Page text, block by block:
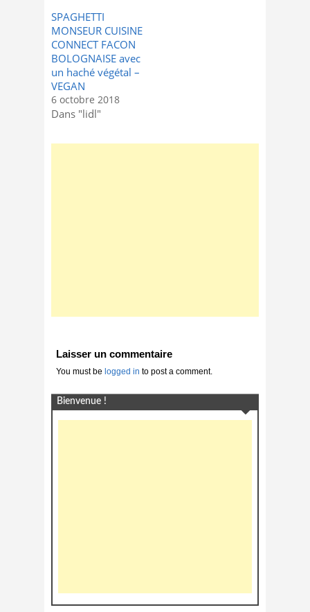
SPAGHETTI
MONSEUR CUISINE
CONNECT FACON
BOLOGNAISE avec
un haché végétal –
VEGAN
6 octobre 2018
Dans "lidl"
Laisser un commentaire
You must be logged in to post a comment.
Bienvenue !